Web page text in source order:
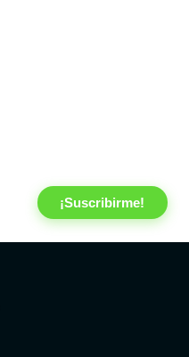
¡Suscribirme!